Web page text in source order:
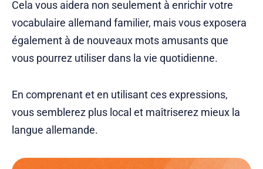
Cela vous aidera non seulement à enrichir votre
vocabulaire allemand familier, mais vous exposera
également à de nouveaux mots amusants que
vous pourrez utiliser dans la vie quotidienne.
En comprenant et en utilisant ces expressions,
vous semblerez plus local et maîtriserez mieux la
langue allemande.